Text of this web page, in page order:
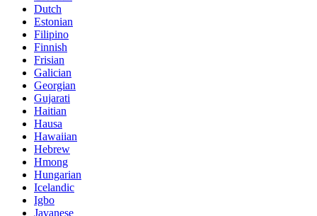
Dutch
Estonian
Filipino
Finnish
Frisian
Galician
Georgian
Gujarati
Haitian
Hausa
Hawaiian
Hebrew
Hmong
Hungarian
Icelandic
Igbo
Javanese